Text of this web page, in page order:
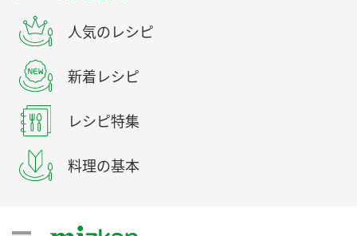
人気のレシピ
新着レシピ
レシピ特集
料理の基本